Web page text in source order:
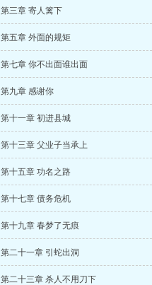
第三章 寄人篱下
第五章 外面的规矩
第七章 你不出面谁出面
第九章 感谢你
第十一章 初进县城
第十三章 父业子当承上
第十五章 功名之路
第十七章 债务危机
第十九章 春梦了无痕
第二十一章 引蛇出洞
第二十三章 杀人不用刀下